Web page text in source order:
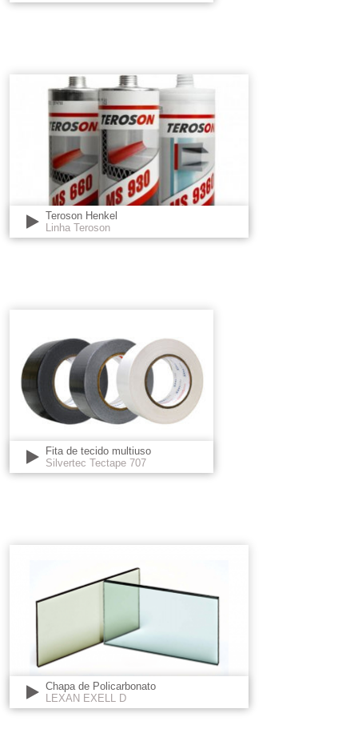
Teroson Henkel
Linha Teroson
Fita de tecido multiuso
Silvertec Tectape 707
Chapa de Policarbonato
LEXAN EXELL D